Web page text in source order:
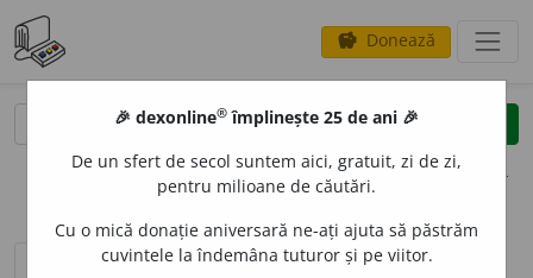
savings Donează
clear
opțiuni
definiții (1)
🎉 dexonline® împlinește 25 de ani 🎉
De un sfert de secol suntem aici, gratuit, zi de zi,
pentru milioane de căutări.
Cu o mică donație aniversară ne-ați ajuta să păstrăm
cuvintele la îndemâna tuturor și pe viitor.